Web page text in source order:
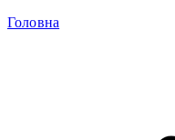
Головна